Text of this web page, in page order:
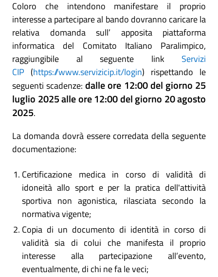
Coloro che intendono manifestare il proprio
interesse a partecipare al bando dovranno caricare la
relativa domanda sull’ apposita piattaforma
informatica del Comitato Italiano Paralimpico,
raggiungibile al seguente link Servizi
CIP (https://www.servizicip.it/login) rispettando le
seguenti scadenze:dalle ore 12:00 del giorno 25
luglio 2025 alle ore 12:00 del giorno 20 agosto
2025.
La domanda dovrà essere corredata della seguente
documentazione:
Certificazione medica in corso di validità di
idoneità allo sport e per la pratica dell'attività
sportiva non agonistica, rilasciata secondo la
normativa vigente;
Copia di un documento di identità in corso di
validità sia di colui che manifesta il proprio
interesse alla partecipazione all’evento,
eventualmente, di chi ne fa le veci;